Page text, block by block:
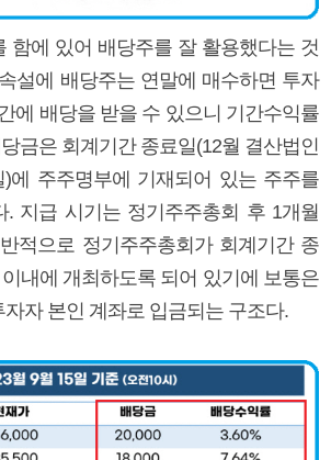
함에 있어 배당주를 잘 활용했다는 것
설에 배당주는 연말에 매수하면 투자
에 배당을 받을 수 있으니 기간수익률
금은 회계기간 종료일(12월 결산법인
에 주주명부에 기재되어 있는 주주를
. 지급 시기는 정기주주총회 후 1개월
적으로 정기주주총회가 회계기간 종
내에 개최하도록 되어 있기에 보통은
자 본인 계좌로 입금되는 구조다.